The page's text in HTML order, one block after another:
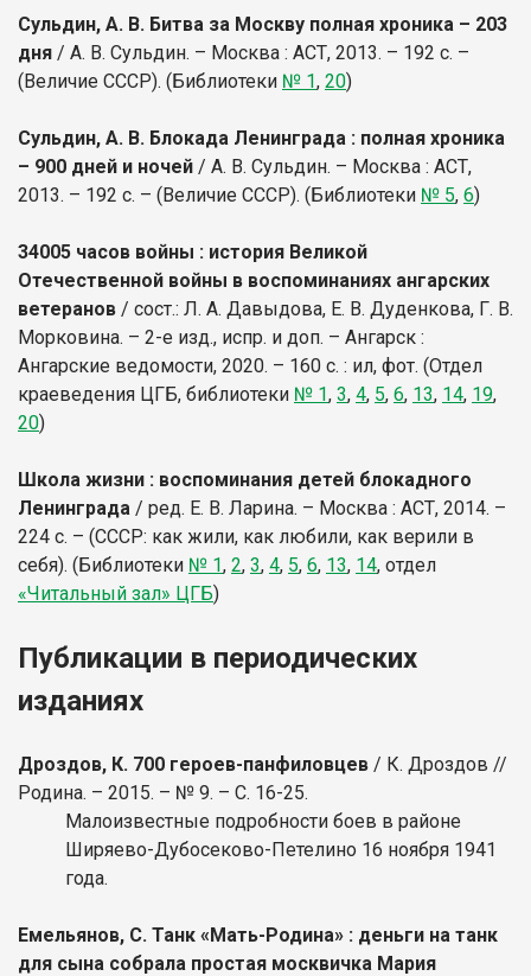
Сульдин, А. В. Битва за Москву полная хроника – 203
дня / А. В. Сульдин. – Москва : АСТ, 2013. – 192 с. –
(Величие СССР). (Библиотеки № 1, 20)
Сульдин, А. В. Блокада Ленинграда : полная хроника
– 900 дней и ночей / А. В. Сульдин. – Москва : АСТ,
2013. – 192 с. – (Величие СССР). (Библиотеки № 5, 6)
34005 часов войны : история Великой
Отечественной войны в воспоминаниях ангарских
ветеранов / сост.: Л. А. Давыдова, Е. В. Дуденкова, Г. В.
Морковина. – 2-е изд., испр. и доп. – Ангарск :
Ангарские ведомости, 2020. – 160 с. : ил, фот. (Отдел
краеведения ЦГБ, библиотеки № 1, 3, 4, 5, 6, 13, 14, 19,
20)
Школа жизни : воспоминания детей блокадного
Ленинграда / ред. Е. В. Ларина. – Москва : АСТ, 2014. –
224 с. – (СССР: как жили, как любили, как верили в
себя). (Библиотеки № 1, 2, 3, 4, 5, 6, 13, 14, отдел
«Читальный зал» ЦГБ)
Публикации в периодических
изданиях
Дроздов, К. 700 героев-панфиловцев / К. Дроздов //
Родина. – 2015. – № 9. – С. 16-25.
Малоизвестные подробности боев в районе
Ширяево-Дубосеково-Петелино 16 ноября 1941
года.
Емельянов, С. Танк «Мать-Родина» : деньги на танк
для сына собрала простая москвичка Мария